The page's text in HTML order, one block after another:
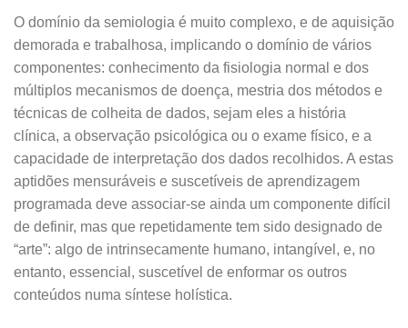
O domínio da semiologia é muito complexo, e de aquisição
demorada e trabalhosa, implicando o domínio de vários
componentes: conhecimento da fisiologia normal e dos
múltiplos mecanismos de doença, mestria dos métodos e
técnicas de colheita de dados, sejam eles a história
clínica, a observação psicológica ou o exame físico, e a
capacidade de interpretação dos dados recolhidos. A estas
aptidões mensuráveis e suscetíveis de aprendizagem
programada deve associar-se ainda um componente difícil
de definir, mas que repetidamente tem sido designado de
“arte”: algo de intrinsecamente humano, intangível, e, no
entanto, essencial, suscetível de enformar os outros
conteúdos numa síntese holística.